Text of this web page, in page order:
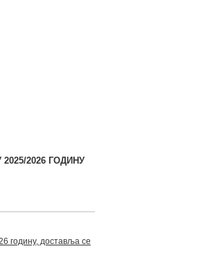
2026 ГОДИНУ
годину, доставља се